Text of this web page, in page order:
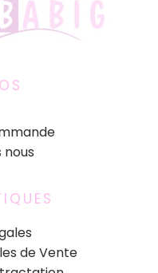
nous
de Vente